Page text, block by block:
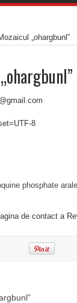
„ohargbunl”
8
phosphate
de contact a